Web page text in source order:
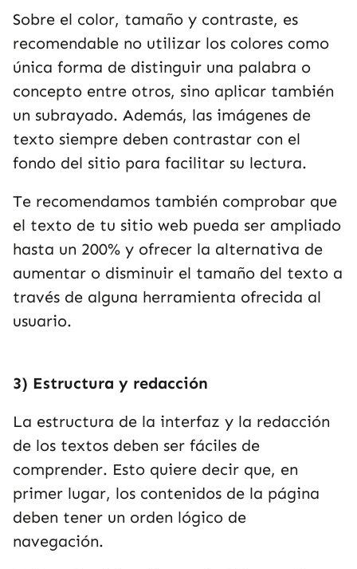
Sobre el color, tamaño y contraste, es
recomendable no utilizar los colores como
única forma de distinguir una palabra o
concepto entre otros, sino aplicar también
un subrayado. Además, las imágenes de
texto siempre deben contrastar con el
fondo del sitio para facilitar su lectura.
Te recomendamos también comprobar que
el texto de tu sitio web pueda ser ampliado
hasta un 200% y ofrecer la alternativa de
aumentar o disminuir el tamaño del texto a
través de alguna herramienta ofrecida al
usuario.
3) Estructura y redacción
La estructura de la interfaz y la redacción
de los textos deben ser fáciles de
comprender. Esto quiere decir que, en
primer lugar, los contenidos de la página
deben tener un orden lógico de
navegación.